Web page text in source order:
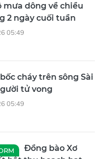
mưa dông về chiều
2 ngày cuối tuần
05:49
cháy trên sông Sài
tử vong
05:49
Đồng bào Xơ